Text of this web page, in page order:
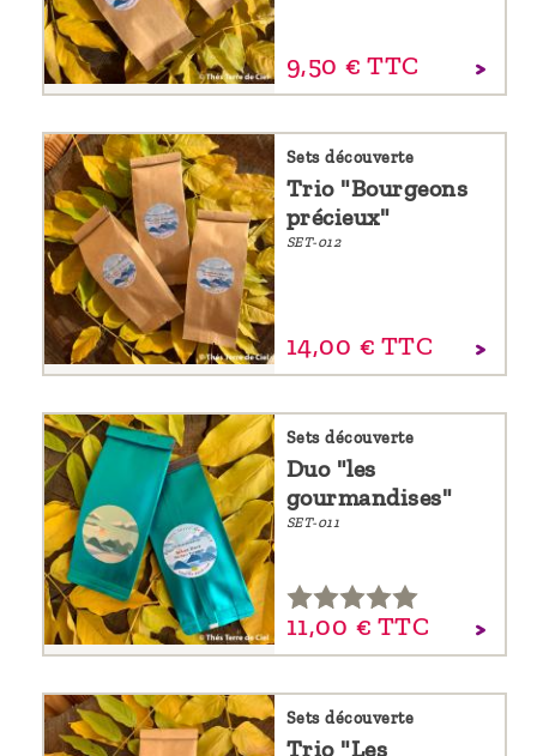
9,50 € TTC
Sets découverte
Trio "Bourgeons
précieux"
SET-012
14,00 € TTC
Sets découverte
Duo "les
gourmandises"
SET-011
11,00 € TTC
Sets découverte
Trio "Les